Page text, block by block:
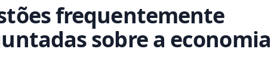
frequentemente
sobre a economia